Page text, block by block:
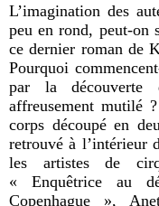
L’imagination des
peu en rond, peut-on
ce dernier roman de
Pourquoi
par la découverte
affreusement mutilé
corps découpé en
retrouvé à l’intérieur
les artistes de
« Enquêtrice au
Copenhague »,